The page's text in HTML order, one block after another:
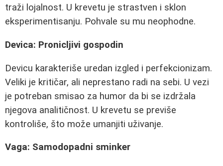
traži lojalnost. U krevetu je strastven i sklon
eksperimentisanju. Pohvale su mu neophodne.
Devica: Pronicljivi gospodin
Devicu karakteriše uredan izgled i perfekcionizam.
Veliki je kritičar, ali neprestano radi na sebi. U vezi
je potreban smisao za humor da bi se izdržala
njegova analitičnost. U krevetu se previše
kontroliše, što može umanjiti uživanje.
Vaga: Samodopadni sminker